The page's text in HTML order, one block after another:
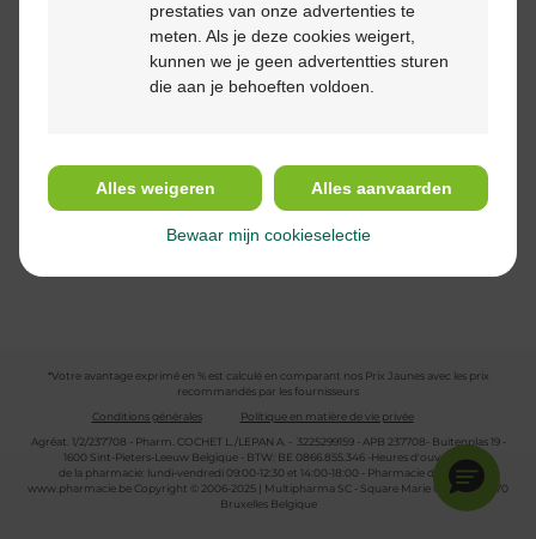
Suivez-nous
*Votre avantage exprimé en % est calculé en comparant nos Prix Jaunes avec les prix
recommandés par les fournisseurs
Conditions générales
Politique en matière de vie privée
Agréat. 1/2/237708 - Pharm. COCHET L./LEPAN A. - 3225299159 - APB 237708- Buitenplas 19 -
1600 Sint-Pieters-Leeuw Belgique - BTW: BE 0866.855.346 -Heures d'ouverture
de la pharmacie: lundi-vendredi 09:00-12:30 et 14:00-18:00 - Pharmacie de garde :
www.pharmacie.beCopyright © 2006-2025 | Multipharma SC - Square Marie Curie 30 - 1070
Bruxelles Belgique
prestaties van onze advertenties te
meten. Als je deze cookies weigert,
kunnen we je geen advertentties sturen
die aan je behoeften voldoen.
Alles weigeren Alles aanvaarden
Bewaar mijn cookieselectie